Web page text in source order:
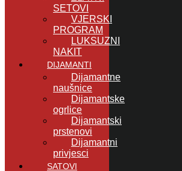
SETOVI
VJERSKI
PROGRAM
LUKSUZNI
NAKIT
DIJAMANTI
Dijamantne
naušnice
Dijamantske
ogrlice
Dijamantski
prstenovi
Dijamantni
privjesci
SATOVI